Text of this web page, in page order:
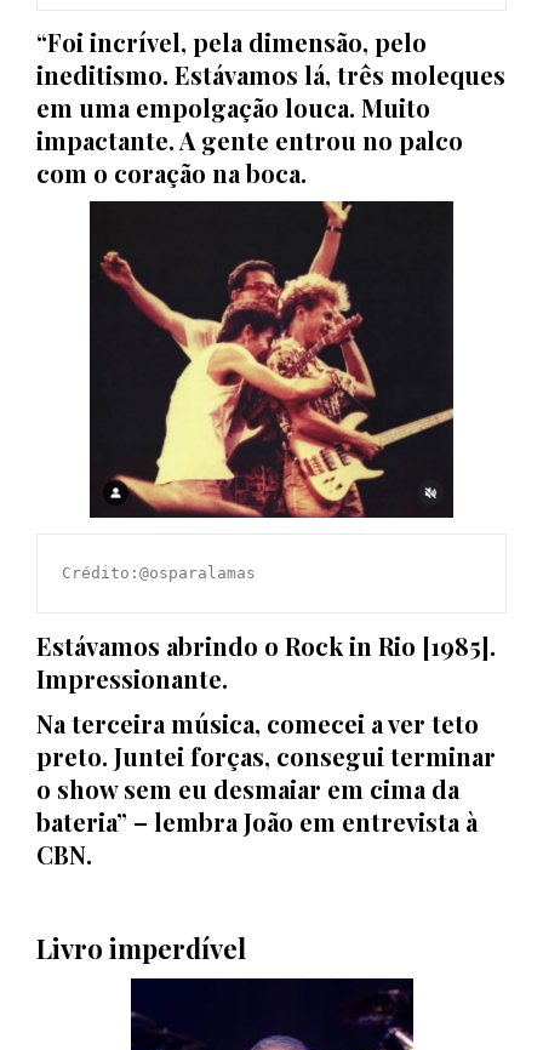
“Foi incrível, pela dimensão, pelo
ineditismo. Estávamos lá, três moleques
em uma empolgação louca. Muito
impactante. A gente entrou no palco
com o coração na boca.
Crédito:@osparalamas
Estávamos abrindo o Rock in Rio [1985].
Impressionante.
Na terceira música, comecei a ver teto
preto. Juntei forças, consegui terminar
o show sem eu desmaiar em cima da
bateria” – lembra João em entrevista à
CBN.
Livro imperdível